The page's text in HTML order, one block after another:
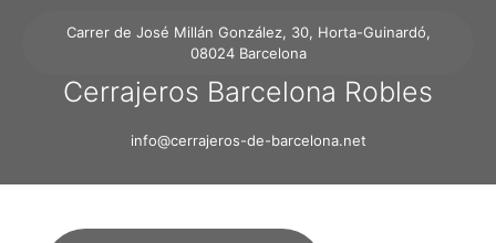
Carrer de José Millán González, 30, Horta-Guinardó,
08024 Barcelona
Cerrajeros Barcelona Robles
info@cerrajeros-de-barcelona.net